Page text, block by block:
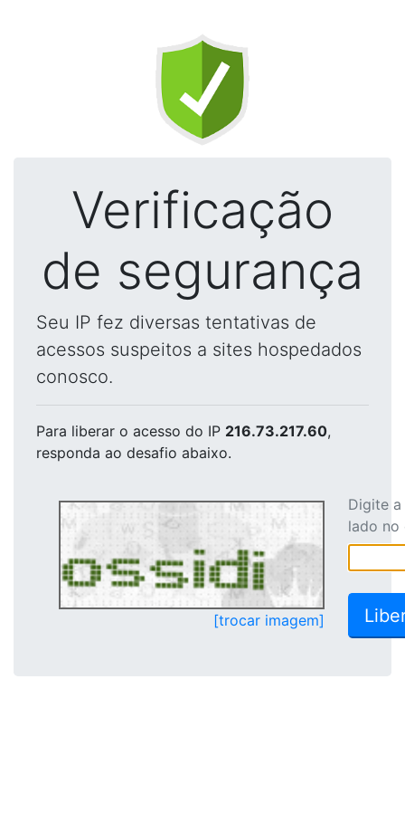
Verificação
de segurança
Seu IP fez diversas tentativas de
acessos suspeitos a sites hospedados
conosco.
Para liberar o acesso do IP 216.73.217.60,
responda ao desafio abaixo.
[trocar imagem]
Digite
lado no